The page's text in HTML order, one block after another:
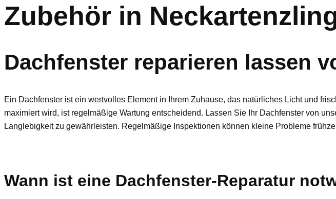
Zubehör in
Dachfenster reparieren lassen
Ein Dachfenster ist ein wertvolles Element in Ihrem Zuhause, das natürliches Licht und
maximiert wird, ist regelmäßige Wartung entscheidend. Lassen Sie Ihr Dachfenster von
Langlebigkeit zu gewährleisten. Regelmäßige Inspektionen können kleine Probleme
Wann ist eine Dachfenster-Reparatur